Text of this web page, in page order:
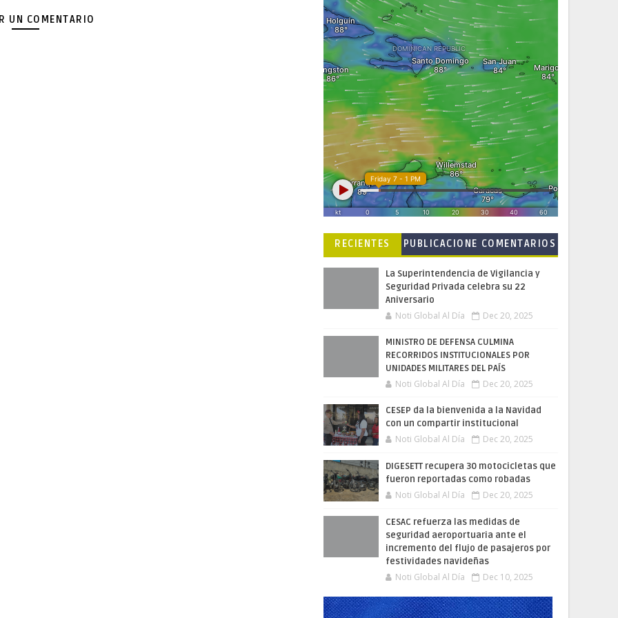
UN COMENTARIO
RECIENTES
PUBLICACIONE COMENTARIOS
La Superintendencia de Vigilancia y
Seguridad Privada celebra su 22
Aniversario
Noti Global Al Día Dec 20, 2025
MINISTRO DE DEFENSA CULMINA
RECORRIDOS INSTITUCIONALES POR
UNIDADES MILITARES DEL PAÍS
Noti Global Al Día Dec 20, 2025
CESEP da la bienvenida a la Navidad
con un compartir institucional
Noti Global Al Día Dec 20, 2025
DIGESETT recupera 30 motocicletas que
fueron reportadas como robadas
Noti Global Al Día Dec 20, 2025
CESAC refuerza las medidas de
seguridad aeroportuaria ante el
incremento del flujo de pasajeros por
festividades navideñas
Noti Global Al Día Dec 10, 2025